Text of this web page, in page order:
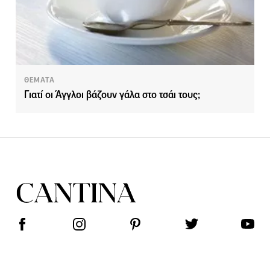
ΘΕΜΑΤΑ
Γιατί οι Άγγλοι βάζουν γάλα στο τσάι τους;